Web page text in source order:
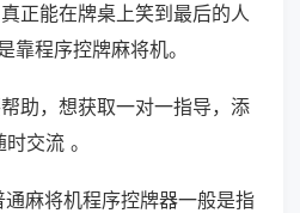
正能在牌桌上笑到最后的人
靠程序控牌麻将机。
助，想获取一对一指导，添
交流 。
麻将机程序控牌器一般是指